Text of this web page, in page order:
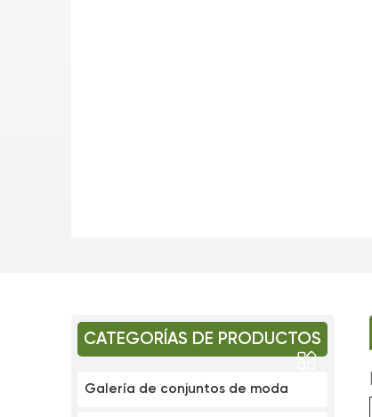
CATEGORÍAS DE PRODUCTOS
Galería de conjuntos de moda